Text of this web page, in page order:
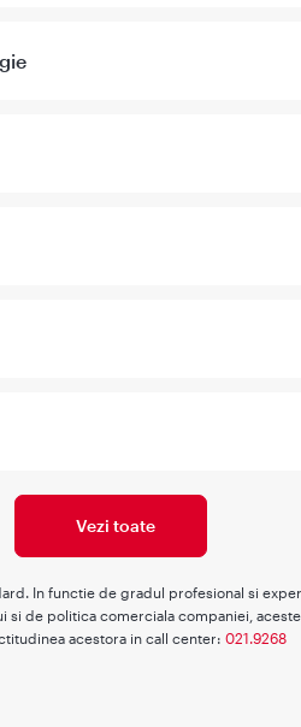
Vezi toate
In functie de gradul profesional si
si de politica comerciala companiei,
acestora in call center: 021.9268